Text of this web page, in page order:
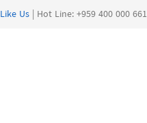
Like Us | Hot Line: +959 400 000 661